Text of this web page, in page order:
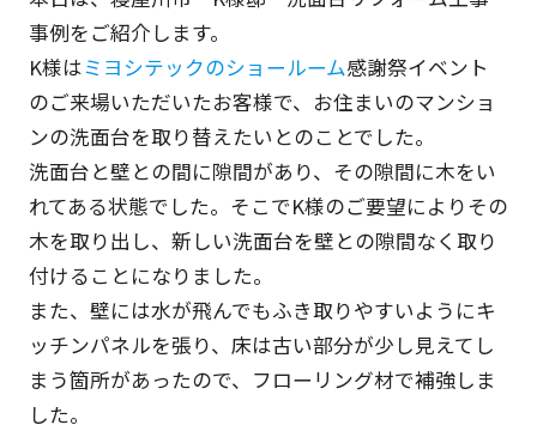
事例をご紹介します。
K様はミヨシテックのショールーム感謝祭イベント
のご来場いただいたお客様で、お住まいのマンショ
ンの洗面台を取り替えたいとのことでした。
洗面台と壁との間に隙間があり、その隙間に木をい
れてある状態でした。そこでK様のご要望によりその
木を取り出し、新しい洗面台を壁との隙間なく取り
付けることになりました。
また、壁には水が飛んでもふき取りやすいようにキ
ッチンパネルを張り、床は古い部分が少し見えてし
まう箇所があったので、フローリング材で補強しま
した。